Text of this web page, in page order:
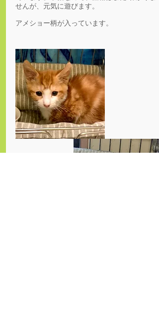
せんが、元気に遊びます。
アメショー柄が入っています。